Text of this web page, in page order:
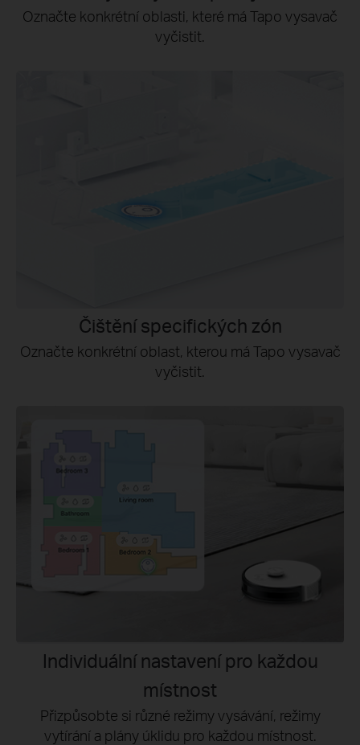
Označte konkrétní oblasti, které má Tapo vysavač
vyčistit.
Čištění specifických zón
Označte konkrétní oblast, kterou má Tapo vysavač
vyčistit.
Individuální nastavení pro každou
místnost
Přizpůsobte si různé režimy vysávání, režimy
vytírání a plány úklidu pro každou místnost.